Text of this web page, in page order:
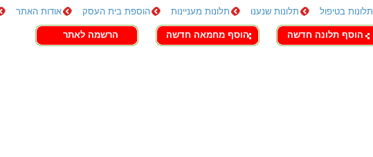
תלונות בטיפול תלונות שנענו תלונות מעניינות הוספת בית העסק אודות האתר
צור קשר
הוסף תלונה חדשה הוסף מחמאה חדשה הרשמה לאתר